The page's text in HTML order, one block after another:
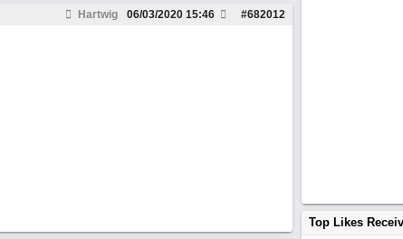
Hartwig #682012
06/03/2020 15:46
Top Likes